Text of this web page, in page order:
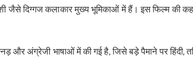
जैसे दिग्गज कलाकार मुख्य भूमिकाओं में हैं। इस फिल्म की
और अंग्रेजी भाषाओं में की गई है, जिसे बड़े पैमाने पर